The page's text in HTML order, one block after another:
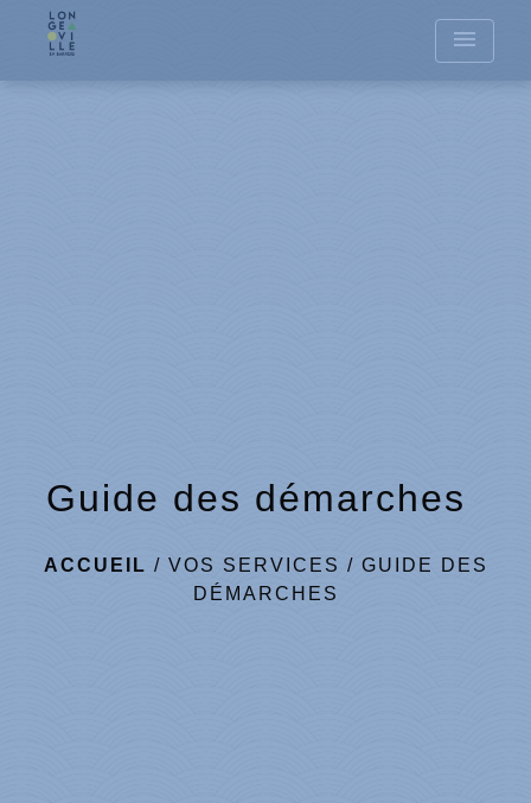
menu
Guide des démarches
ACCUEIL / VOS SERVICES / GUIDE DES
DÉMARCHES